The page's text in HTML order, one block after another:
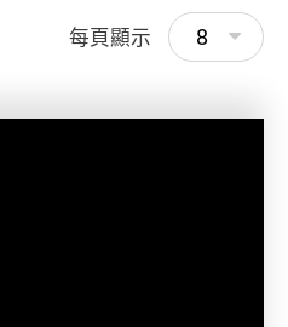
每頁顯示 8